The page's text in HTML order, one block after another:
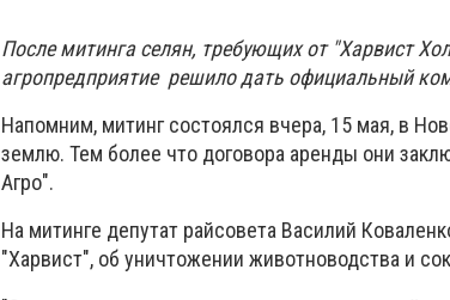
После митинга селян, требующих от "Харвист
агропредприятие решило дать официальный
Напомним, митинг состоялся вчера, 15 мая, в
землю. Тем более что договора аренды они
Агро".
На митинге депутат райсовета Василий
"Харвист", об уничтожении животноводства и